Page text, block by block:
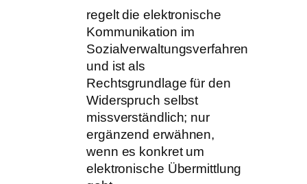
regelt die elektronische
Kommunikation im
Sozialverwaltungsverfahren
und ist als
Rechtsgrundlage für den
Widerspruch selbst
missverständlich; nur
ergänzend erwähnen,
wenn es konkret um
elektronische Übermittlung